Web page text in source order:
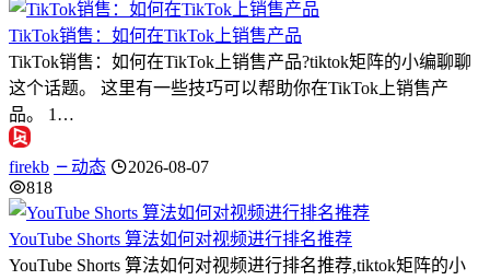
TikTok销售：如何在TikTok上销售产品
TikTok销售：如何在TikTok上销售产品?tiktok矩阵的小编聊聊
这个话题。 这里有一些技巧可以帮助你在TikTok上销售产
品。 1…
firekb 动态
2026-08-07
818
YouTube Shorts 算法如何对视频进行排名推荐
YouTube Shorts 算法如何对视频进行排名推荐,tiktok矩阵的小